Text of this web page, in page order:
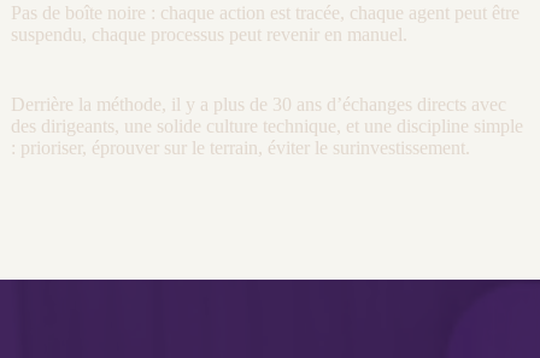
Pas de boîte noire : chaque action est tracée, chaque agent peut être
suspendu, chaque processus peut revenir en manuel.
Derrière la méthode, il y a plus de 30 ans d’échanges directs avec
des dirigeants, une solide culture technique, et une discipline simple
: prioriser, éprouver sur le terrain, éviter le surinvestissement.